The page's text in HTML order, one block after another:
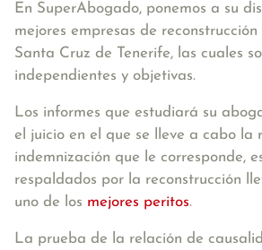
En SuperAbogado, ponemos a su
mejores empresas de
Santa Cruz de Tenerife, las cuales
independientes y objetivas.
Los informes que estudiará su
el juicio en el que se lleve a cabo la
indemnización que le corresponde,
respaldados por la reconstrucción
uno de los mejores peritos.
La prueba de la relación de